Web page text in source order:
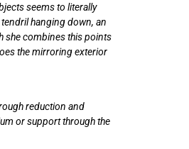
seems to literally
hanging down, an
she combines this points
the mirroring exterior
reduction and
or support through the